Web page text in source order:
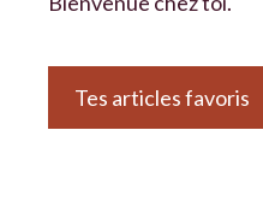
Tes articles favoris